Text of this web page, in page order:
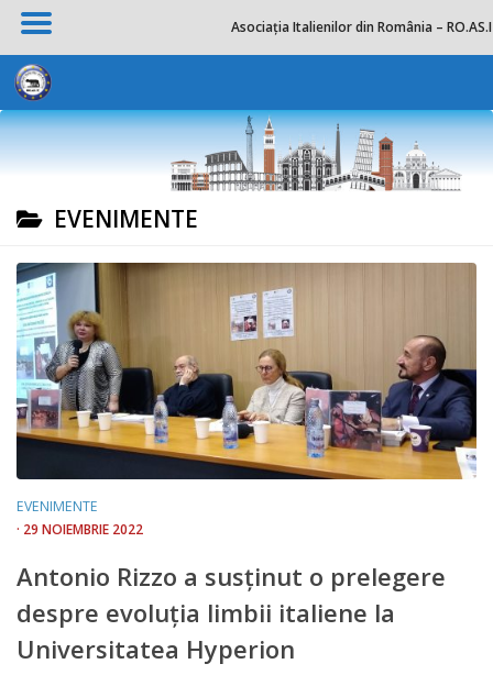
Skip to content
EVENIMENTE
EVENIMENTE
· 29 NOIEMBRIE 2022
Antonio Rizzo a susținut o prelegere
despre evoluția limbii italiene la
Universitatea Hyperion
Asociația Italienilor din România –